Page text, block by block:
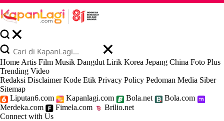
Home Artis Film Musik Dangdut Lirik Korea Jepang China Foto Plus
Trending Video
Redaksi Disclaimer Kode Etik Privacy Policy Pedoman Media Siber
Sitemap
Liputan6.com
Kapanlagi.com Bola.net
Bola.com
Merdeka.com
Fimela.com
Brilio.net
Connect with Us